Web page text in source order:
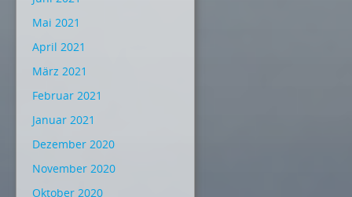
Mai 2021
April 2021
März 2021
Februar 2021
Januar 2021
Dezember 2020
November 2020
Oktober 2020